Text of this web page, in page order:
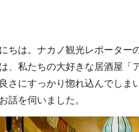
ちは。ナカノ観光レポータ
、私たちの大好きな居酒屋「
さにすっかり惚れ込んでしま
話を伺いました。